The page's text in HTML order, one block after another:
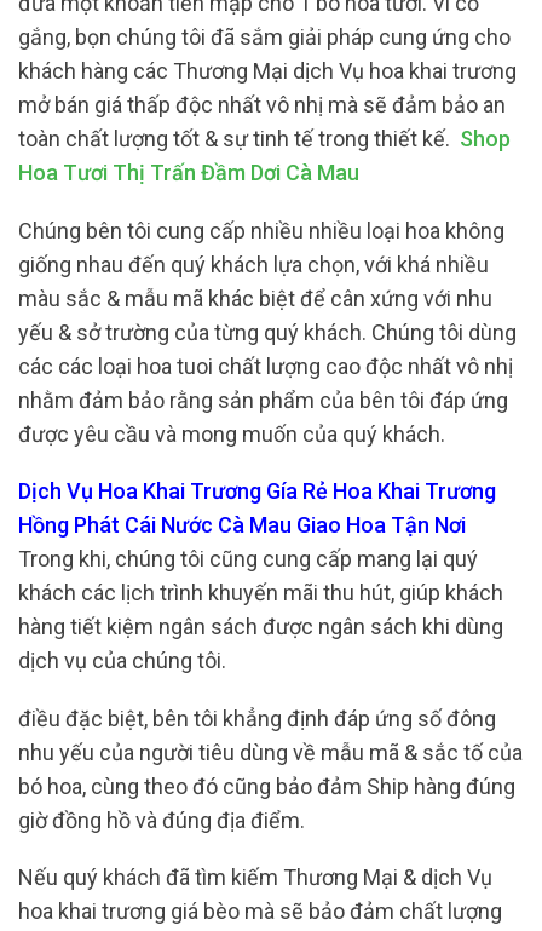
gắng, bọn chúng tôi đã sắm giải pháp cung ứng cho
khách hàng các Thương Mại dịch Vụ hoa khai trương
mở bán giá thấp độc nhất vô nhị mà sẽ đảm bảo an
toàn chất lượng tốt & sự tinh tế trong thiết kế. Shop
Hoa Tươi Thị Trấn Đầm Dơi Cà Mau
Chúng bên tôi cung cấp nhiều nhiều loại hoa không
giống nhau đến quý khách lựa chọn, với khá nhiều
màu sắc & mẫu mã khác biệt để cân xứng với nhu
yếu & sở trường của từng quý khách. Chúng tôi dùng
các các loại hoa tuoi chất lượng cao độc nhất vô nhị
nhằm đảm bảo rằng sản phẩm của bên tôi đáp ứng
được yêu cầu và mong muốn của quý khách.
Dịch Vụ Hoa Khai Trương Gía Rẻ Hoa Khai Trương
Hồng Phát Cái Nước Cà Mau Giao Hoa Tận Nơi
Trong khi, chúng tôi cũng cung cấp mang lại quý
khách các lịch trình khuyến mãi thu hút, giúp khách
hàng tiết kiệm ngân sách được ngân sách khi dùng
dịch vụ của chúng tôi.
điều đặc biệt, bên tôi khẳng định đáp ứng số đông
nhu yếu của người tiêu dùng về mẫu mã & sắc tố của
bó hoa, cùng theo đó cũng bảo đảm Ship hàng đúng
giờ đồng hồ và đúng địa điểm.
Nếu quý khách đã tìm kiếm Thương Mại & dịch Vụ
hoa khai trương giá bèo mà sẽ bảo đảm chất lượng